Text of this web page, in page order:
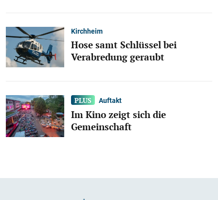
Kirchheim
Hose samt Schlüssel bei
Verabredung geraubt
Auftakt
Im Kino zeigt sich die
Gemeinschaft